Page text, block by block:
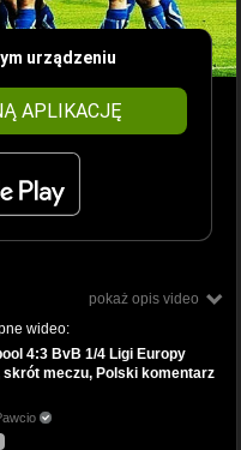
urządzeniu
APLIKACJĘ
pokaż opis video
wideo:
4:3 BvB 1/4 Ligi Europy
skrót meczu, Polski komentarz